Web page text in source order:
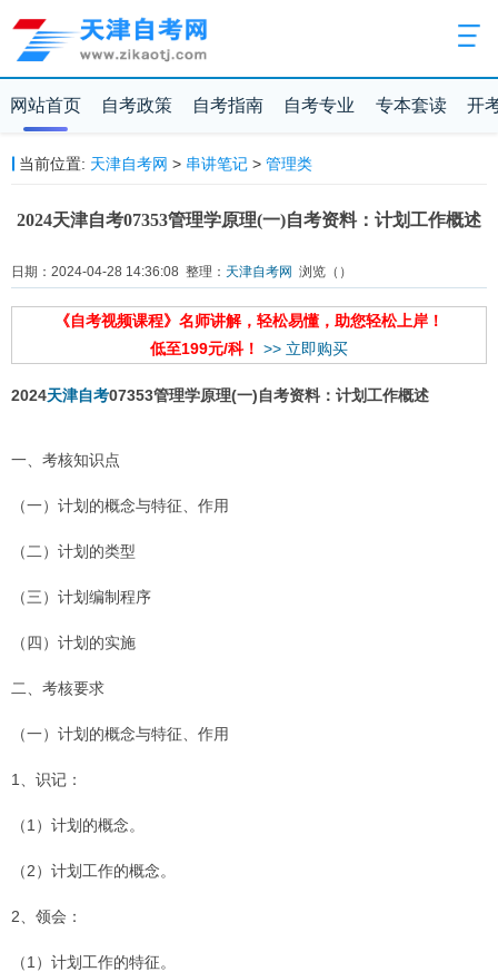
网站首页 自考政策 自考指南 自考专业 专本套读 开
当前位置: 天津自考网 > 串讲笔记> 管理类
2024天津自考07353管理学原理(一)自考资料：计划工作概述
日期：2024-04-28 14:36:08 整理： 天津自考网 浏览（ ）
《自考视频课程》名师讲解，轻松易懂，助您轻松上岸！
低至199元/科！ >> 立即购买
2024天津自考07353管理学原理(一)自考资料：计划工作概述
一、考核知识点
（一）计划的概念与特征、作用
（二）计划的类型
（三）计划编制程序
（四）计划的实施
二、考核要求
（一）计划的概念与特征、作用
1、识记：
（1）计划的概念。
（2）计划工作的概念。
2、领会：
（1）计划工作的特征。